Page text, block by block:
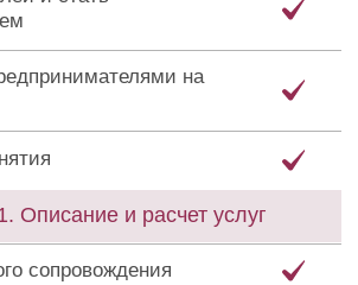
услуги
услуг
и доп.доход